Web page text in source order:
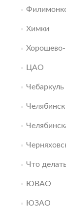
Химки
ЦАО
Чебаркуль
Челябинск
Что
ЮВАО
ЮЗАО